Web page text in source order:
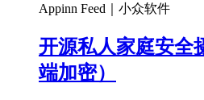
Appinn Feed｜小众软件
开源私人家庭安全
端加密）